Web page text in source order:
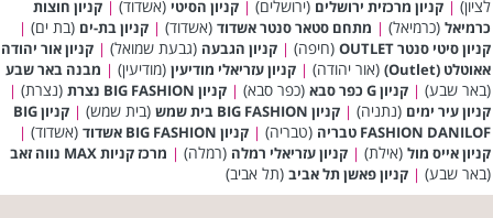
לציון) | קניון מרכזית ירושלים (ירושלים) | קניון הסיטי (אשדוד) | קניון חוצות
כרמיאל (כרמיאל) | מתחם סטאר סנטר אשדוד (אשדוד) | קניון בת-ים (בת ים) |
קניון סיטי סנטר OUTLET
(חיפה) | קניון הגבעה (גבעת שמואל) | קניון אור יהודה
אאוטלט (Outlet)
(אור יהודה) | קניון עזריאלי מודיעין (מודיעין) | מבנה באר שבע
(באר שבע) | קניון G כפר סבא (כפר סבא) | קניון BIG FASHION נצרת (נצרת) |
קניון עיר ימים (נתניה) | קניון BIG FASHION בית שמש (בית שמש) |
קניון BIG
FASHION DANILOF טבריה
(טבריה) | קניון BIG FASHION אשדוד (אשדוד) |
קניון אייס מול (אילת) | קניון עזריאלי רמלה (רמלה) | מרכז קניות MAX נווה זאב
(באר שבע) | קניון פאשן תל אביב (תל אביב)